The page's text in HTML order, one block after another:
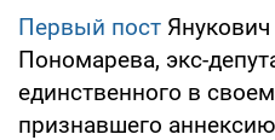
Первый пост
Пономарева, экс-
единственного в
признавшего